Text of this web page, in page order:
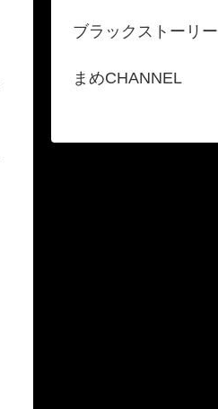
ブラックストーリー
まめCHANNEL